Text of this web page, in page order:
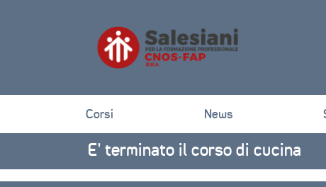
Corsi News
E’ terminato il corso di cucina